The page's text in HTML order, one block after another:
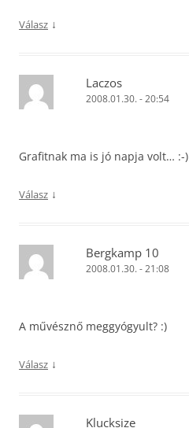
Válasz ↓
Laczos
2008.01.30. - 20:54
Grafitnak ma is jó napja volt… :-)
Válasz ↓
Bergkamp 10
2008.01.30. - 21:08
A művésznő meggyógyult? :)
Válasz ↓
Klucksize